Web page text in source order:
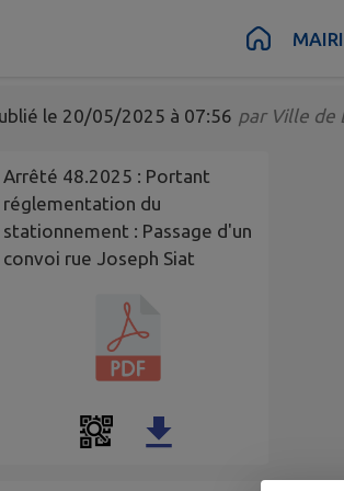
Pied de page
d'un
le 20/05/2025 à 07:56 par Ville de
Arrêté 48.2025 : Portant
réglementation du
stationnement : Passage d'un
convoi rue Joseph Siat